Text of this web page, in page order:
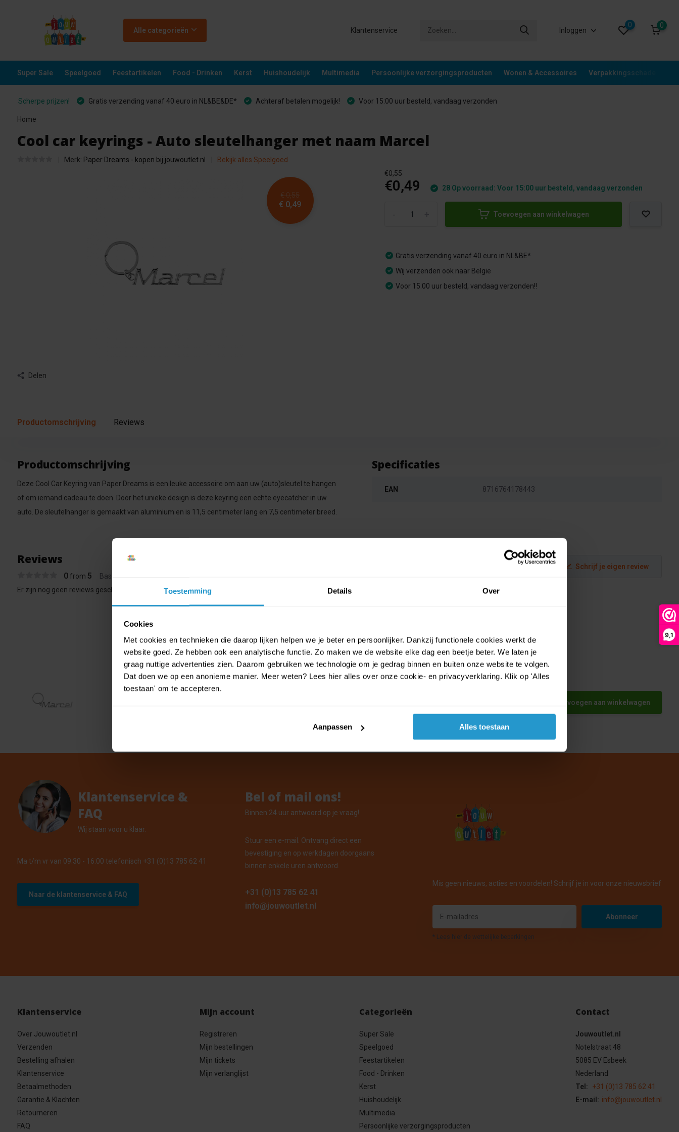
Toestemming Details Over
Cookies
Met cookies en technieken die daarop lijken helpen we je beter en persoonlijker. Dankzij functionele cookies werkt de
website goed. Ze hebben ook een analytische functie. Zo maken we de website elke dag een beetje beter. We laten je
graag nuttige advertenties zien. Daarom gebruiken we technologie om je gedrag binnen en buiten onze website te volgen.
Dat doen we op een anonieme manier. Meer weten? Lees hier alles over onze cookie- en privacyverklaring. Klik op 'Alles
toestaan' om te accepteren.
Aanpassen Alles toestaan
9,1
Alle categorieën Klantenservice Inloggen
0 0
Super Sale Speelgoed Feestartikelen Food - Drinken Kerst Huishoudelijk Multimedia Persoonlijke verzorgingsproducten Wonen & Accessoires Verpakkingsschade
Scherpe prijzen! Gratis verzending vanaf 40 euro in NL&BE&DE* Achteraf betalen mogelijk! Voor 15:00 uur besteld, vandaag verzonden
Home
Cool car keyrings - Auto sleutelhanger met naam Marcel
Merk: Paper Dreams - kopen bij jouwoutlet.nl Bekijk alles Speelgoed
€ 0,55
€ 0,49
Delen
€0,55
€0,49 28 Op voorraad: Voor 15:00 uur besteld, vandaag verzonden
Toevoegen aan winkelwagen
Gratis verzending vanaf 40 euro in NL&BE*
Wij verzenden ook naar Belgie
Voor 15.00 uur besteld, vandaag verzonden!!
Productomschrijving Reviews
Productomschrijving
Deze Cool Car Keyring van Paper Dreams is een leuke accessoire om aan uw (auto)sleutel te hangen
of om iemand cadeau te doen. Door het unieke design is deze keyring een echte eyecatcher in uw
auto. De sleutelhanger is gemaakt van aluminium en is 11,5 centimeter lang en 7,5 centimeter breed.
Specificaties
EAN 8716764178443
Reviews
0from 5 Based on 0 reviews
Schrijf je eigen review
Er zijn nog geen reviews geschreven over dit product..
€ 0,55
Cool car keyrings - Auto sleutelhanger met
Toevoegen aan winkelwagen
Klantenservice &
FAQ
Wij staan voor u klaar.
Ma t/m vr van 09:30 - 16:00 telefonisch +31 (0)13 785 62 41
Naar de klantenservice & FAQ
Bel of mail ons!
Binnen 24 uur antwoord op je vraag!
Stuur een e-mail. Ontvang direct een
bevestiging en op werkdagen doorgaans
binnen enkele uren antwoord.
+31 (0)13 785 62 41
info@jouwoutlet.nl
Mis geen nieuws, acties en voordelen! Schrijf je in voor onze nieuwsbrief
Abonneer
* Lees hier de wettelijke beperkingen
Klantenservice
Over Jouwoutlet.nl
Verzenden
Bestelling afhalen
Klantenservice
Betaalmethoden
Garantie & Klachten
Retourneren
FAQ
Mijn account
Registreren
Mijn bestellingen
Mijn tickets
Mijn verlanglijst
Categorieën
Super Sale
Speelgoed
Feestartikelen
Food - Drinken
Kerst
Huishoudelijk
Multimedia
Persoonlijke verzorgingsproducten
Contact
Jouwoutlet.nl
Notelstraat 48
5085 EV Esbeek
Nederland
Tel:
+31 (0)13 785 62 41
E-mail: info@jouwoutlet.nl